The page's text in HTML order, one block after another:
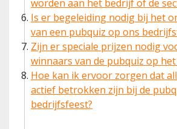
worden aan het bedrijf of de
Is er begeleiding nodig bij het
van een pubquiz op ons
Zijn er speciale prijzen nodig
winnaars van de pubquiz op
Hoe kan ik ervoor zorgen dat
actief betrokken zijn bij de
bedrijfsfeest?